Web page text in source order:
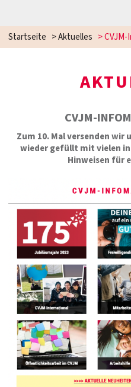
Startseite >Aktuelles >
CVJM-
Zum 10. Mal versenden wir
wieder gefüllt mit vielen
Hinweisen für